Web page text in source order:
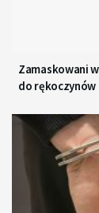
Zamaskowani
do rękoczynów